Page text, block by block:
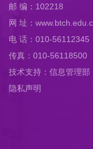
邮 编：102218
网 址：
电 话：010-56112345
传真：010-56118500
技术支持：信息管理部
隐私声明